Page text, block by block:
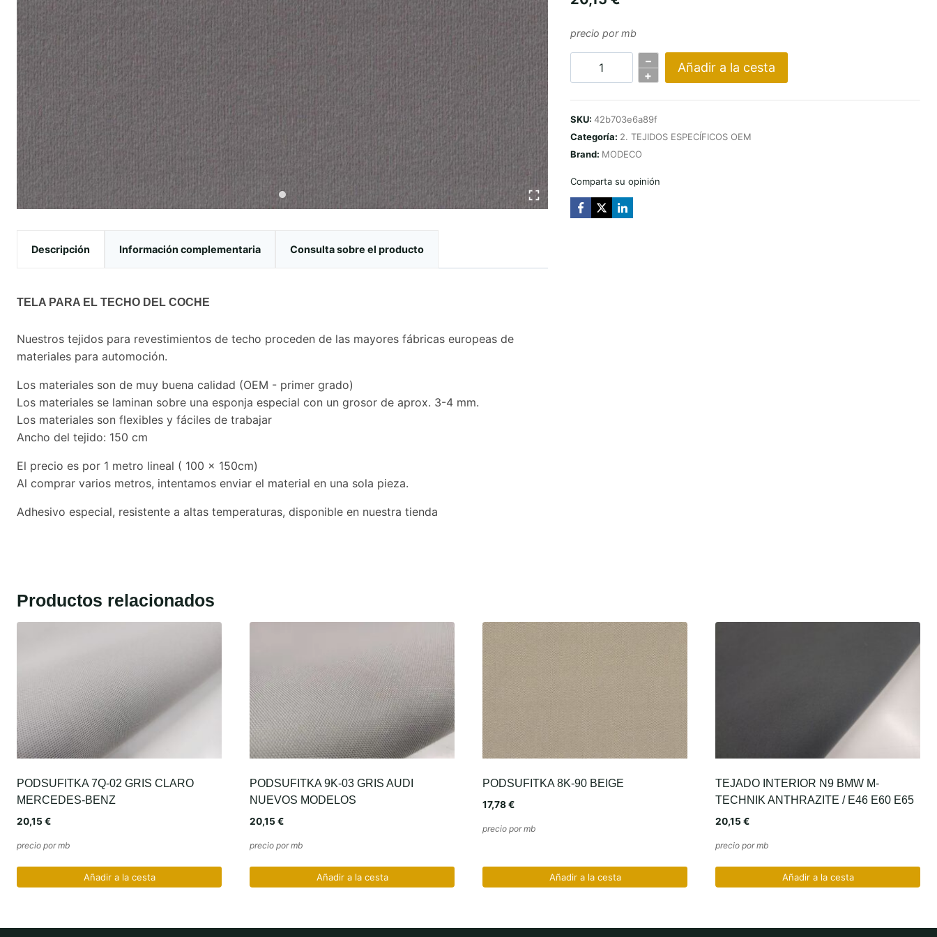
Descripción Información complementaria Consulta sobre el producto
TELA PARA EL TECHO DEL COCHE
Nuestros tejidos para revestimientos de techo proceden de las mayores fábricas europeas de
materiales para automoción.
Los materiales son de muy buena calidad (OEM - primer grado)
Los materiales se laminan sobre una esponja especial con un grosor de aprox. 3-4 mm.
Los materiales son flexibles y fáciles de trabajar
Ancho del tejido: 150 cm
El precio es por 1 metro lineal ( 100 x 150cm)
Al comprar varios metros, intentamos enviar el material en una sola pieza.
Adhesivo especial, resistente a altas temperaturas, disponible en nuestra tienda
precio por mb
Cantidad
GRAFITOWY
BMW
CLASSIC
–
+
Añadir a la cesta
SKU: 42b703e6a89f
Categoría: 2. TEJIDOS ESPECÍFICOS OEM
Brand: MODECO
Comparta su opinión
Productos relacionados
PODSUFITKA 7Q-02 GRIS CLARO
MERCEDES-BENZ
20,15€
precio por mb
Añadir a la cesta
PODSUFITKA 9K-03 GRIS AUDI
NUEVOS MODELOS
20,15€
precio por mb
Añadir a la cesta
PODSUFITKA 8K-90 BEIGE
17,78€
precio por mb
Añadir a la cesta
TEJADO INTERIOR N9 BMW M-
TECHNIK ANTHRAZITE / E46 E60 E65
20,15€
precio por mb
Añadir a la cesta